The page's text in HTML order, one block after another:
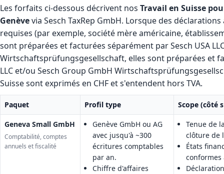
Les forfaits ci-dessous décrivent nos Travail en Suisse
Genèvevia Sesch TaxRep GmbH. Lorsque des
requises (par exemple, société mère américaine,
sont préparées et facturées séparément par Sesch USA
Wirtschaftsprüfungsgesellschaft, elles sont préparées et
LLC et/ou Sesch Group GmbH
Suisse sont exprimés en CHF et s'entendent hors TVA.
Paquet Profil type Scope (côté
Geneva Small GmbH
Comptabilité, comptes
annuels et fiscalité
Genève GmbH ou AG
avec jusqu'à ~300
écritures comptables
par an.
Chiffre d'affaires
Tenue de
clôture de
États
conformes